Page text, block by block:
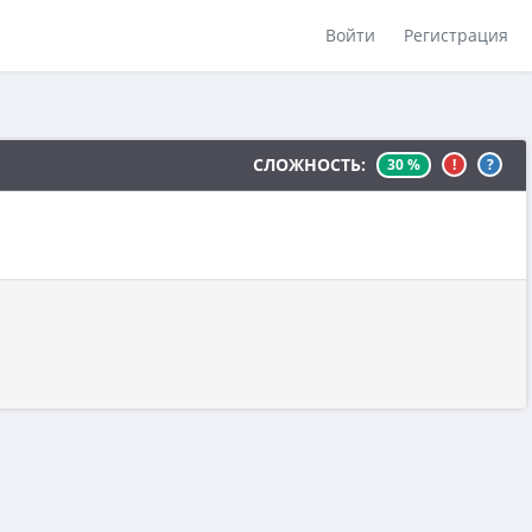
Войти Регистрация
СЛОЖНОСТЬ: 30 % ! ?